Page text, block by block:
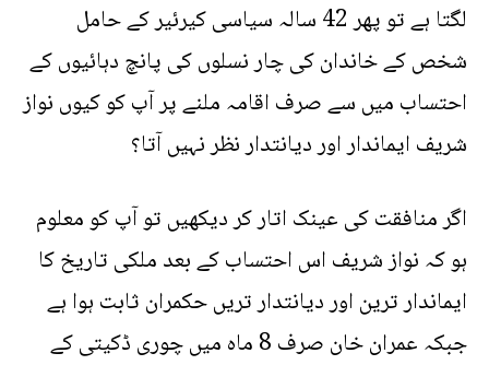
لگتا ہے تو پھر 42 سالہ سیاسی کیرئیر کے حامل
شخص کے خاندان کی چار نسلوں کی پانچ دہائیوں کے
احتساب میں سے صرف اقامہ ملنے پر آپ کو کیوں نواز
شریف ایماندار اور دیانتدار نظر نہیں آتا؟
اگر منافقت کی عینک اتار کر دیکھیں تو آپ کو معلوم
ہو کہ نواز شریف اس احتساب کے بعد ملکی تاریخ کا
ایماندار ترین اور دیانتدار تریں حکمران ثابت ہوا ہے
جبکہ عمران خان صرف 8 ماہ میں چوری ڈکیتی کے